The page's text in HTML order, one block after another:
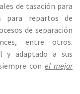
de tasación para
para repartos de
de separación
entre otros.
y adaptado a sus
con el mejor